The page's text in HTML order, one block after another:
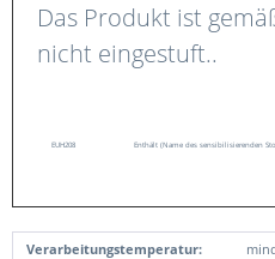
Das Produkt ist
nicht eingestuft..
EUH208 Enthält (Name des sensibilisierenden
Verarbeitungstemperatur: